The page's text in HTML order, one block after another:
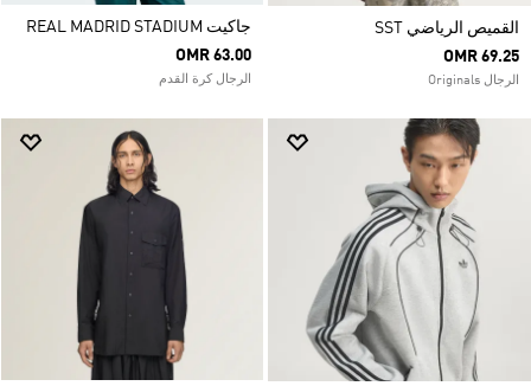
القميص الرياضي SST
OMR 69.25
الرجال Originals
جاكيت REAL MADRID STADIUM
OMR 63.00
الرجال كرة القدم